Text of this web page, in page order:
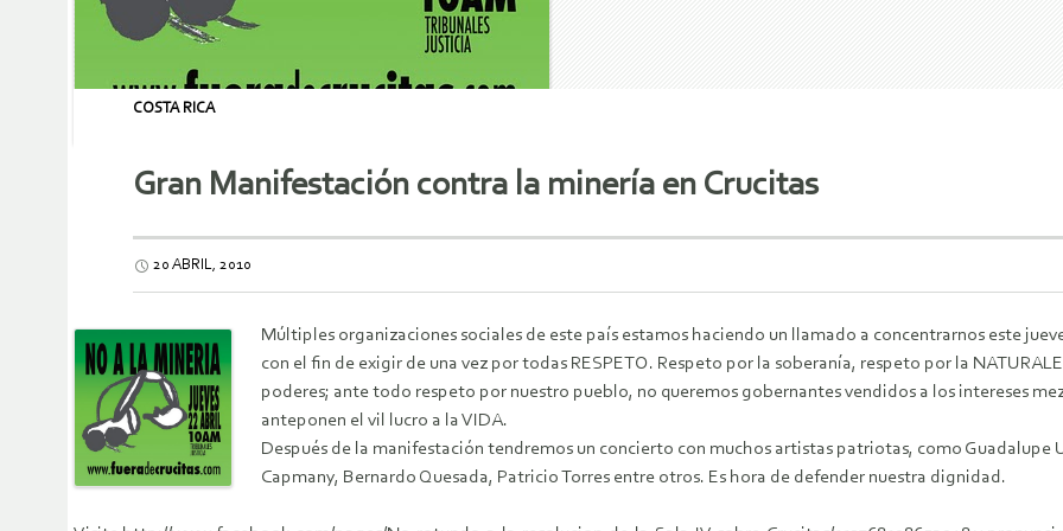
COSTA RICA
Gran Manifestación contra la minería en Crucitas
20 ABRIL, 2010
Múltiples organizaciones sociales de este país estamos haciendo un llamado a concentrarnos este
con el fin de exigir de una vez por todas RESPETO. Respeto por la soberanía, respeto por la
poderes; ante todo respeto por nuestro pueblo, no queremos gobernantes vendidos a los intereses
anteponen el vil lucro a la VIDA.
Después de la manifestación tendremos un concierto con muchos artistas patriotas, como
Capmany, Bernardo Quesada, Patricio Torres entre otros. Es hora de defender nuestra dignidad.